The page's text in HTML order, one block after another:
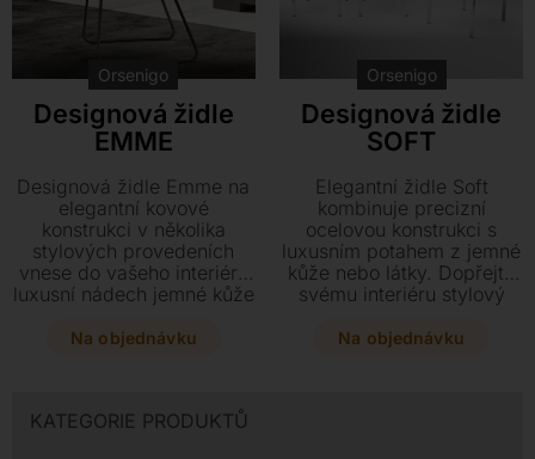
KATEGORIE PRODUKTŮ
Orsenigo
Designová židle
EMME
Designová židle Emme na
elegantní kovové
konstrukci v několika
stylových provedeních
vnese do vašeho interiéru
luxusní nádech jemné kůže
zpracovaný kousek o
vašeho vkusu.
Na objednávku
Orsenigo
Designová židle
SOFT
Elegantní židle Soft
kombinuje precizní
ocelovou konstrukci s
luxusním potahem z jemné
kůže nebo látky. Dopřejte
svému interiéru stylový
40 x 95 cm, který si
Na objednávku